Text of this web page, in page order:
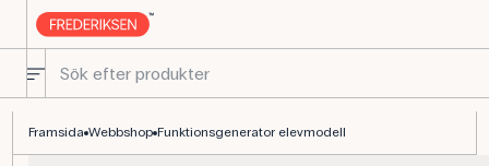
Framsida Webbshop Funktionsgenerator elevmodell